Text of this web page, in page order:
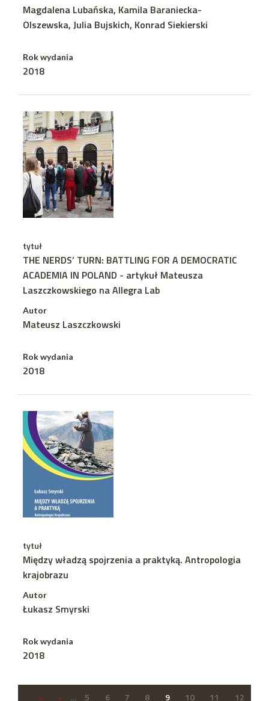
Magdalena Lubańska, Kamila Baraniecka-
Olszewska, Julia Bujskich, Konrad Siekierski
Rok wydania
2018
tytuł
THE NERDS’ TURN: BATTLING FOR A DEMOCRATIC
ACADEMIA IN POLAND - artykuł Mateusza
Laszczkowskiego na Allegra Lab
Autor
Mateusz Laszczkowski
Rok wydania
2018
tytuł
Między władzą spojrzenia a praktyką. Antropologia
krajobrazu
Autor
Łukasz Smyrski
Rok wydania
2018
« ‹ … 5 6 7 8 9 10 11
12